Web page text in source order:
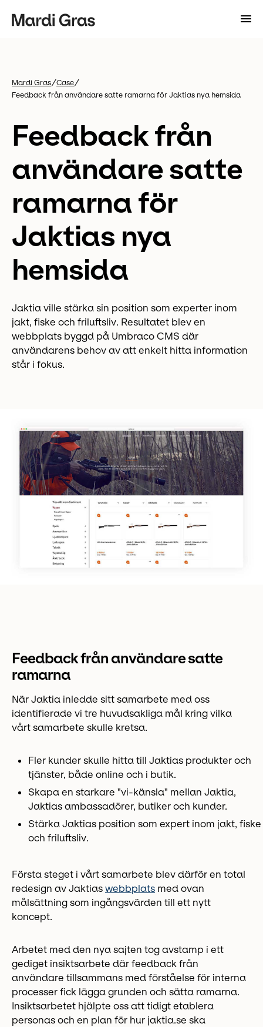
Mardi Gras/Case/
Feedback från användare satte ramarna för Jaktias nya hemsida
Feedback från
användare satte
ramarna för
Jaktias nya
hemsida
Jaktia ville stärka sin position som experter inom
jakt, fiske och friluftsliv. Resultatet blev en
webbplats byggd på Umbraco CMS där
användarens behov av att enkelt hitta information
står i fokus.
Feedback från användare satte
ramarna
När Jaktia inledde sitt samarbete med oss
identifierade vi tre huvudsakliga mål kring vilka
vårt samarbete skulle kretsa.
Fler kunder skulle hitta till Jaktias produkter och
tjänster, både online och i butik.
Skapa en starkare "vi-känsla" mellan Jaktia,
Jaktias ambassadörer, butiker och kunder.
Stärka Jaktias position som expert inom jakt, fiske
och friluftsliv.
Första steget i vårt samarbete blev därför en total
redesign av Jaktias webbplats med ovan
målsättning som ingångsvärden till ett nytt
koncept.
Arbetet med den nya sajten tog avstamp i ett
gediget insiktsarbete där feedback från
användare tillsammans med förståelse för interna
processer fick lägga grunden och sätta ramarna.
Insiktsarbetet hjälpte oss att tidigt etablera
personas och en plan för hur jaktia.se ska